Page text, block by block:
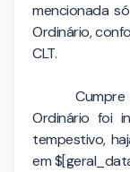
mencionada
Ordinário,
CLT.
Ordinário foi
tempestivo,
em